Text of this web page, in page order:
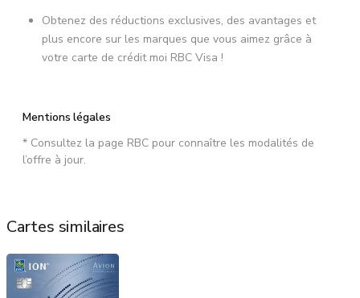
Obtenez des réductions exclusives, des avantages et
plus encore sur les marques que vous aimez grâce à
votre carte de crédit moi RBC Visa !
Mentions légales
* Consultez la page RBC pour connaître les modalités de
l’offre à jour.
Cartes similaires